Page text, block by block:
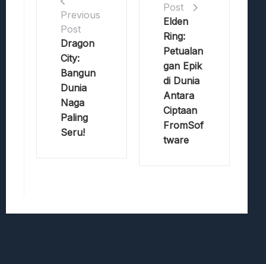
Previous
Post
Dragon
City:
Bangun
Dunia
Naga
Paling
Seru!
Post
Elden
Ring:
Petualan
gan Epik
di Dunia
Antara
Ciptaan
FromSof
tware